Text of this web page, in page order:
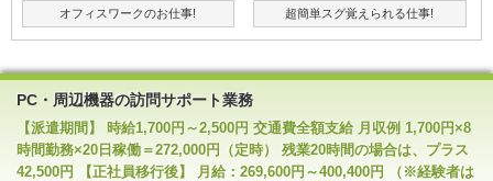
オフィスワークのお仕事! 超簡単スグ覚えられる仕事!
PC・周辺機器の訪問サポート業務
【派遣期間】 時給1,700円～2,500円 交通費全額支給 月収例 1,700円×8
時間勤務×20日稼働＝272,000円（定時） 残業20時間の場合は、プラス
42,500円 【正社員移行後】 月給：269,600円～400,400円 （※経験者は